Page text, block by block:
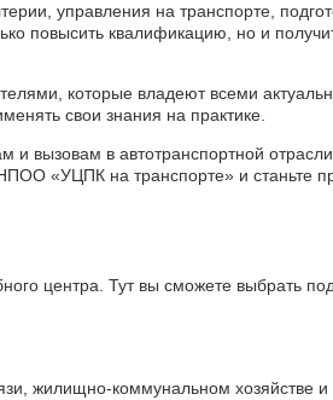
управления на транспорте,
повысить квалификацию, но и
которые владеют всеми
свои знания на практике.
и вызовам в автотранспортной
«УЦПК на транспорте» и станьте
центра. Тут вы сможете выбрать
жилищно-коммунальном хозяйстве и